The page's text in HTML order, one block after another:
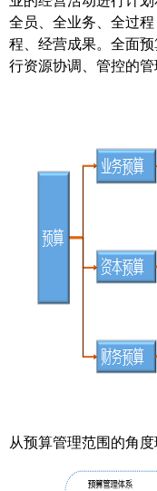
全员、全业务、全过
程、经营成果。全面
行资源协调、管控的管
从预算管理范围的角